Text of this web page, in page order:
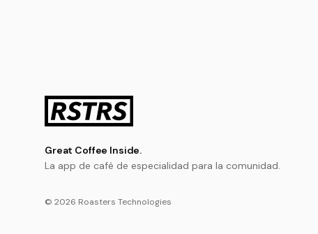
Great Coffee Inside.
La app de café de especialidad para la comunidad.
© 2026 Roasters Technologies